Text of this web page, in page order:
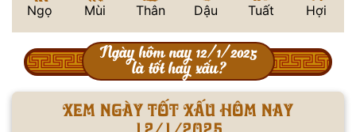
Ngọ Mùi Thân Dậu Tuất Hợi
Ngày hôm nay 12/1/2025
là tốt hay xấu?
Xem ngày tốt xấu hôm nay